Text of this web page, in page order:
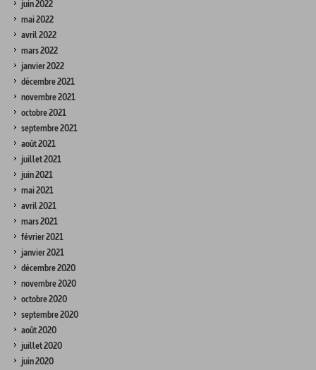
juin 2022
mai 2022
avril 2022
mars 2022
janvier 2022
décembre 2021
novembre 2021
octobre 2021
septembre 2021
août 2021
juillet 2021
juin 2021
mai 2021
avril 2021
mars 2021
février 2021
janvier 2021
décembre 2020
novembre 2020
octobre 2020
septembre 2020
août 2020
juillet 2020
juin 2020